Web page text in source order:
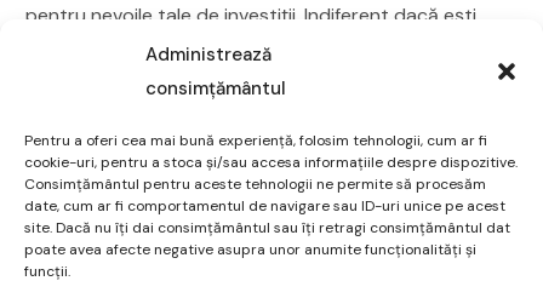
Administrează
consimțământul
Pentru a oferi cea mai bună experiență, folosim tehnologii, cum ar fi
cookie-uri, pentru a stoca și/sau accesa informațiile despre dispozitive.
Consimțământul pentru aceste tehnologii ne permite să procesăm
date, cum ar fi comportamentul de navigare sau ID-uri unice pe acest
site. Dacă nu îți dai consimțământul sau îți retragi consimțământul dat
poate avea afecte negative asupra unor anumite funcționalități și
funcții.
pentru nevoile tale de investiții. Indiferent dacă ești
începător sau un investitor experimentat, acești
brokeri oferă instrumentele și resursele necesare
Cum alegi un broker de top?